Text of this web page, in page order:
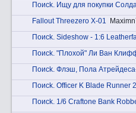
Пoиck. Ищу для покупки
Fallout Threezero X-01
Пoиck. Sideshow - 1:6
Пoиck. "Плохой" Ли Ван
Пoиck. Флэш, Пола
Пoиck. Officer K Blade Runner
Пoиck. 1/6 Craftone Bank